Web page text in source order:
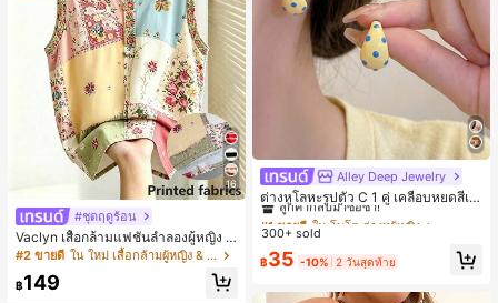
16
#ชุดฤดูร้อน
Vaclyn เสื้อกล้ามแฟชั่นลำลองผู้หญิง ล
ายแพตช์เวิร์ก แขนกุด คอกลม ติดกระดุ
#2 ขายดี ใน ใหม่ เสื้อกล้ามผู้หญิง & Camis
฿149
Alley Deep Jewelry
ต่างหูโลหะรูปตัว C 1 คู่ เคลือบหยดสีเห
ลือง ลายจุดสีน้ำเงิน สไตล์ยุโรปและอเม
ริกัน แฟชั่นส่วนตัว หวานและสง่างาม
ดินทาง งานแต่งงาน ปาร์ตี้ วันเกิด ของ
#1 ขายดี ใน โบโฮ ต่างหูผู้หญิง
ลูกค้ากลับมาซื้อซ้ำ!
เกือบหมดแล้ว!
#1 ขายดี ใน โบโฮ ต่างหูผู้หญิง
ลูกค้ากลับมาซื้อซ้ำ!
เกือบหมดแล้ว!
#1 ขายดี ใน โบโฮ ต่างหูผู้หญิง
ลูกค้ากลับมาซื้อซ้ำ!
เกือบหมดแล้ว!
#1 ขายดี
ใน โบโฮ ต่างหูผู้หญิง
เกือบหมดแล้ว!
300+ sold
฿35 -10% 2 วันสุดท้าย